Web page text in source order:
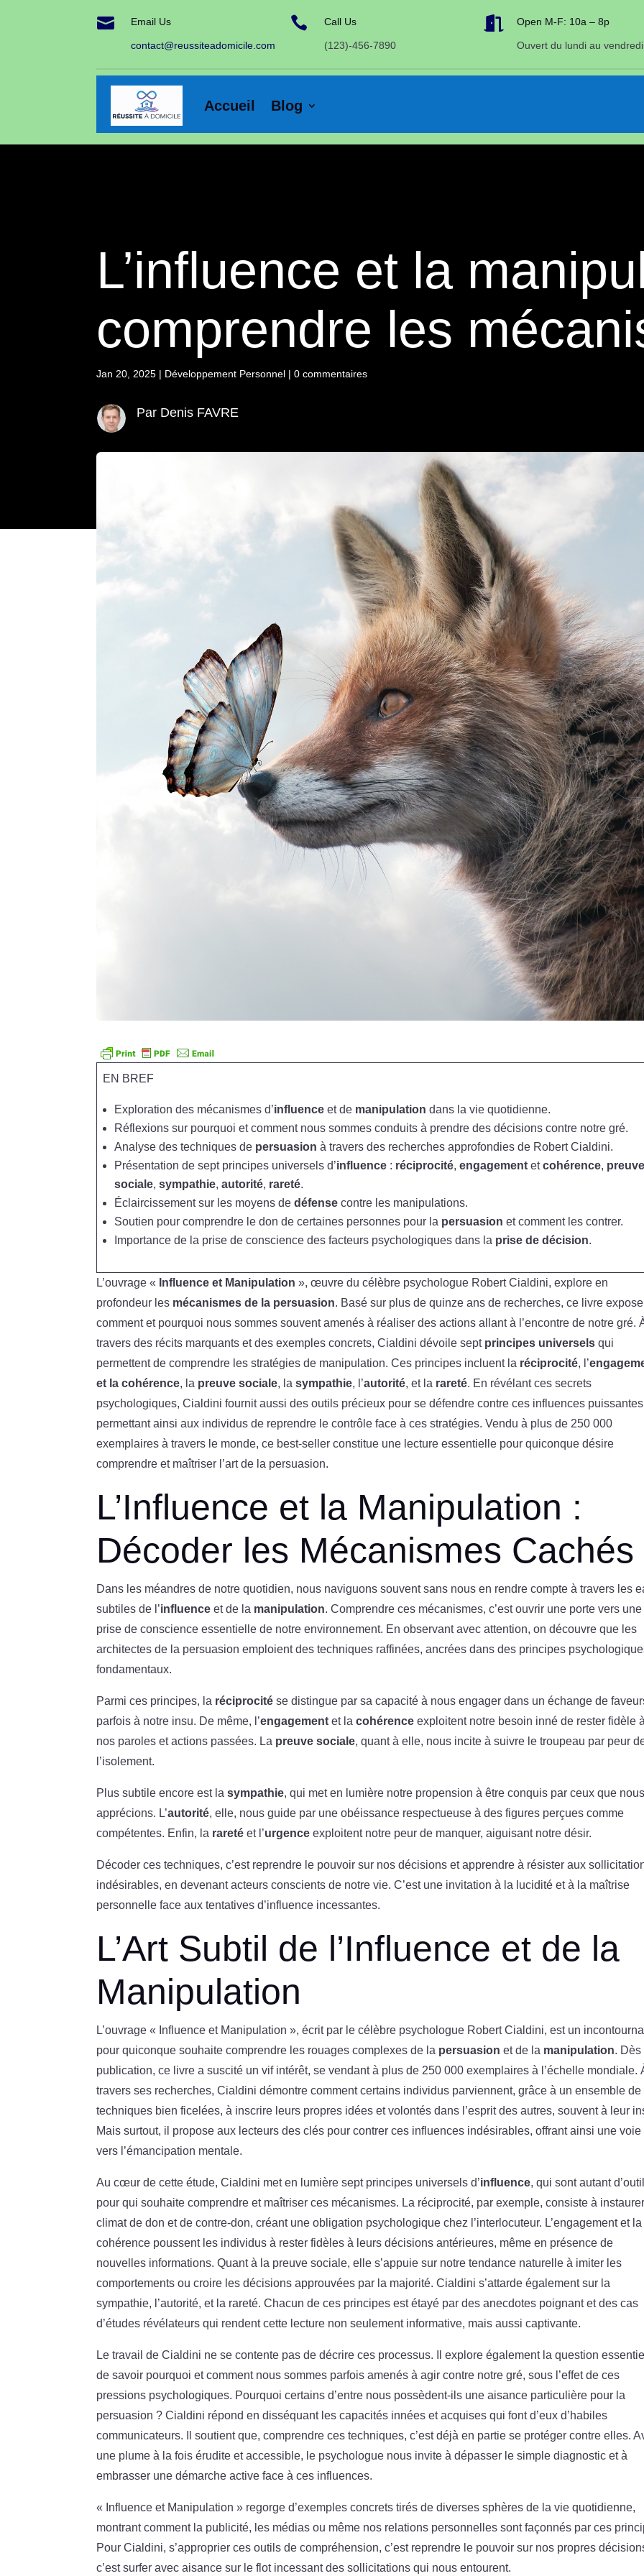
 Email Us
contact@reussiteadomicile.com
 Call Us
(123)-456-7890
 Open M-F: 10a – 8p
Ouvert du lundi au vendredi
Accueil Blog
L’influence et la
comprendre les
Jan 20, 2025 | Développement Personnel |0 commentaires
Par Denis FAVRE
EN BREF
Exploration des mécanismes d’influence et de manipulation dans la vie quotidienne.
Réflexions sur pourquoi et comment nous sommes conduits à prendre des décisions contre notre gré.
Analyse des techniques de persuasion à travers des recherches approfondies de Robert Cialdini.
Présentation de sept principes universels d’influence : réciprocité,engagement etcohérence, preuve
sociale,sympathie,autorité, rareté.
Éclaircissement sur les moyens dedéfense contre les manipulations.
Soutien pour comprendre le don de certaines personnes pour la persuasion et comment les contrer.
Importance de la prise de conscience des facteurs psychologiques dans la prise de décision.
L’ouvrage « Influence et Manipulation », œuvre du célèbre psychologue Robert Cialdini, explore en
profondeur les mécanismes de la persuasion. Basé sur plus de quinze ans de recherches, ce livre expose
comment et pourquoi nous sommes souvent amenés à réaliser des actions allant à l’encontre de notre gré.
travers des récits marquants et des exemples concrets, Cialdini dévoile sept principes universels qui
permettent de comprendre les stratégies de manipulation. Ces principes incluent la réciprocité, l’
et la cohérence, la preuve sociale, lasympathie, l’autorité, et la rareté. En révélant ces secrets
psychologiques, Cialdini fournit aussi des outils précieux pour se défendre contre ces influences
permettant ainsi aux individus de reprendre le contrôle face à ces stratégies. Vendu à plus de 250 000
exemplaires à travers le monde, ce best-seller constitue une lecture essentielle pour quiconque désire
comprendre et maîtriser l’art de la persuasion.
L’Influence et la Manipulation :
Décoder les Mécanismes Cachés
Dans les méandres de notre quotidien, nous naviguons souvent sans nous en rendre compte à travers les
subtiles de l’influence et de la manipulation. Comprendre ces mécanismes, c’est ouvrir une porte vers une
prise de conscience essentielle de notre environnement. En observant avec attention, on découvre que les
architectes de la persuasion emploient des techniques raffinées, ancrées dans des principes
fondamentaux.
Parmi ces principes, la réciprocité se distingue par sa capacité à nous engager dans un échange de
parfois à notre insu. De même, l’engagement et lacohérence exploitent notre besoin inné de rester fidèle à
nos paroles et actions passées. La preuve sociale, quant à elle, nous incite à suivre le troupeau par peur
l’isolement.
Plus subtile encore est lasympathie, qui met en lumière notre propension à être conquis par ceux que nous
apprécions. L’autorité, elle, nous guide par une obéissance respectueuse à des figures perçues comme
compétentes. Enfin, la rareté et l’urgence exploitent notre peur de manquer, aiguisant notre désir.
Décoder ces techniques, c’est reprendre le pouvoir sur nos décisions et apprendre à résister aux
indésirables, en devenant acteurs conscients de notre vie. C’est une invitation à la lucidité et à la maîtrise
personnelle face aux tentatives d’influence incessantes.
L’Art Subtil de l’Influence et de la
Manipulation
L’ouvrage « Influence et Manipulation », écrit par le célèbre psychologue Robert Cialdini, est un
pour quiconque souhaite comprendre les rouages complexes de la persuasion et de la manipulation. Dès
publication, ce livre a suscité un vif intérêt, se vendant à plus de 250 000 exemplaires à l’échelle mondiale.
travers ses recherches, Cialdini démontre comment certains individus parviennent, grâce à un ensemble de
techniques bien ficelées, à inscrire leurs propres idées et volontés dans l’esprit des autres, souvent à leur
Mais surtout, il propose aux lecteurs des clés pour contrer ces influences indésirables, offrant ainsi une voie
vers l’émancipation mentale.
Au cœur de cette étude, Cialdini met en lumière sept principes universels d’influence, qui sont autant
pour qui souhaite comprendre et maîtriser ces mécanismes. La réciprocité, par exemple, consiste à
climat de don et de contre-don, créant une obligation psychologique chez l’interlocuteur. L’engagement et la
cohérence poussent les individus à rester fidèles à leurs décisions antérieures, même en présence de
nouvelles informations. Quant à la preuve sociale, elle s’appuie sur notre tendance naturelle à imiter les
comportements ou croire les décisions approuvées par la majorité. Cialdini s’attarde également sur la
sympathie, l’autorité, et la rareté. Chacun de ces principes est étayé par des anecdotes poignant et des cas
d’études révélateurs qui rendent cette lecture non seulement informative, mais aussi captivante.
Le travail de Cialdini ne se contente pas de décrire ces processus. Il explore également la question
de savoir pourquoi et comment nous sommes parfois amenés à agir contre notre gré, sous l’effet de ces
pressions psychologiques. Pourquoi certains d’entre nous possèdent-ils une aisance particulière pour la
persuasion ? Cialdini répond en disséquant les capacités innées et acquises qui font d’eux d’habiles
communicateurs. Il soutient que, comprendre ces techniques, c’est déjà en partie se protéger contre elles.
une plume à la fois érudite et accessible, le psychologue nous invite à dépasser le simple diagnostic et à
embrasser une démarche active face à ces influences.
« Influence et Manipulation » regorge d’exemples concrets tirés de diverses sphères de la vie quotidienne,
montrant comment la publicité, les médias ou même nos relations personnelles sont façonnés par ces
Pour Cialdini, s’approprier ces outils de compréhension, c’est reprendre le pouvoir sur nos propres
c’est surfer avec aisance sur le flot incessant des sollicitations qui nous entourent.